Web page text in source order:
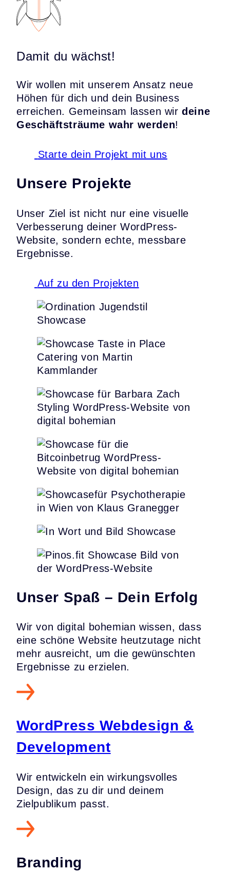
Damit du wächst!
Wir wollen mit unserem Ansatz neue
Höhen für dich und dein Business
erreichen. Gemeinsam lassen wirdeine
Geschäftsträume wahr werden!
Starte dein Projekt mit uns
Unsere Projekte
Unser Ziel ist nicht nur eine visuelle
Verbesserung deiner WordPress-
Website, sondern echte, messbare
Ergebnisse.
Auf zu den Projekten
Unser Spaß – Dein Erfolg
Wir von digital bohemian wissen, dass
eine schöne Website heutzutage nicht
mehr ausreicht, um die gewünschten
Ergebnisse zu erzielen.
WordPress Webdesign &
Development
Wir entwickeln ein wirkungsvolles
Design, das zu dir und deinem
Zielpublikum passt.
Branding